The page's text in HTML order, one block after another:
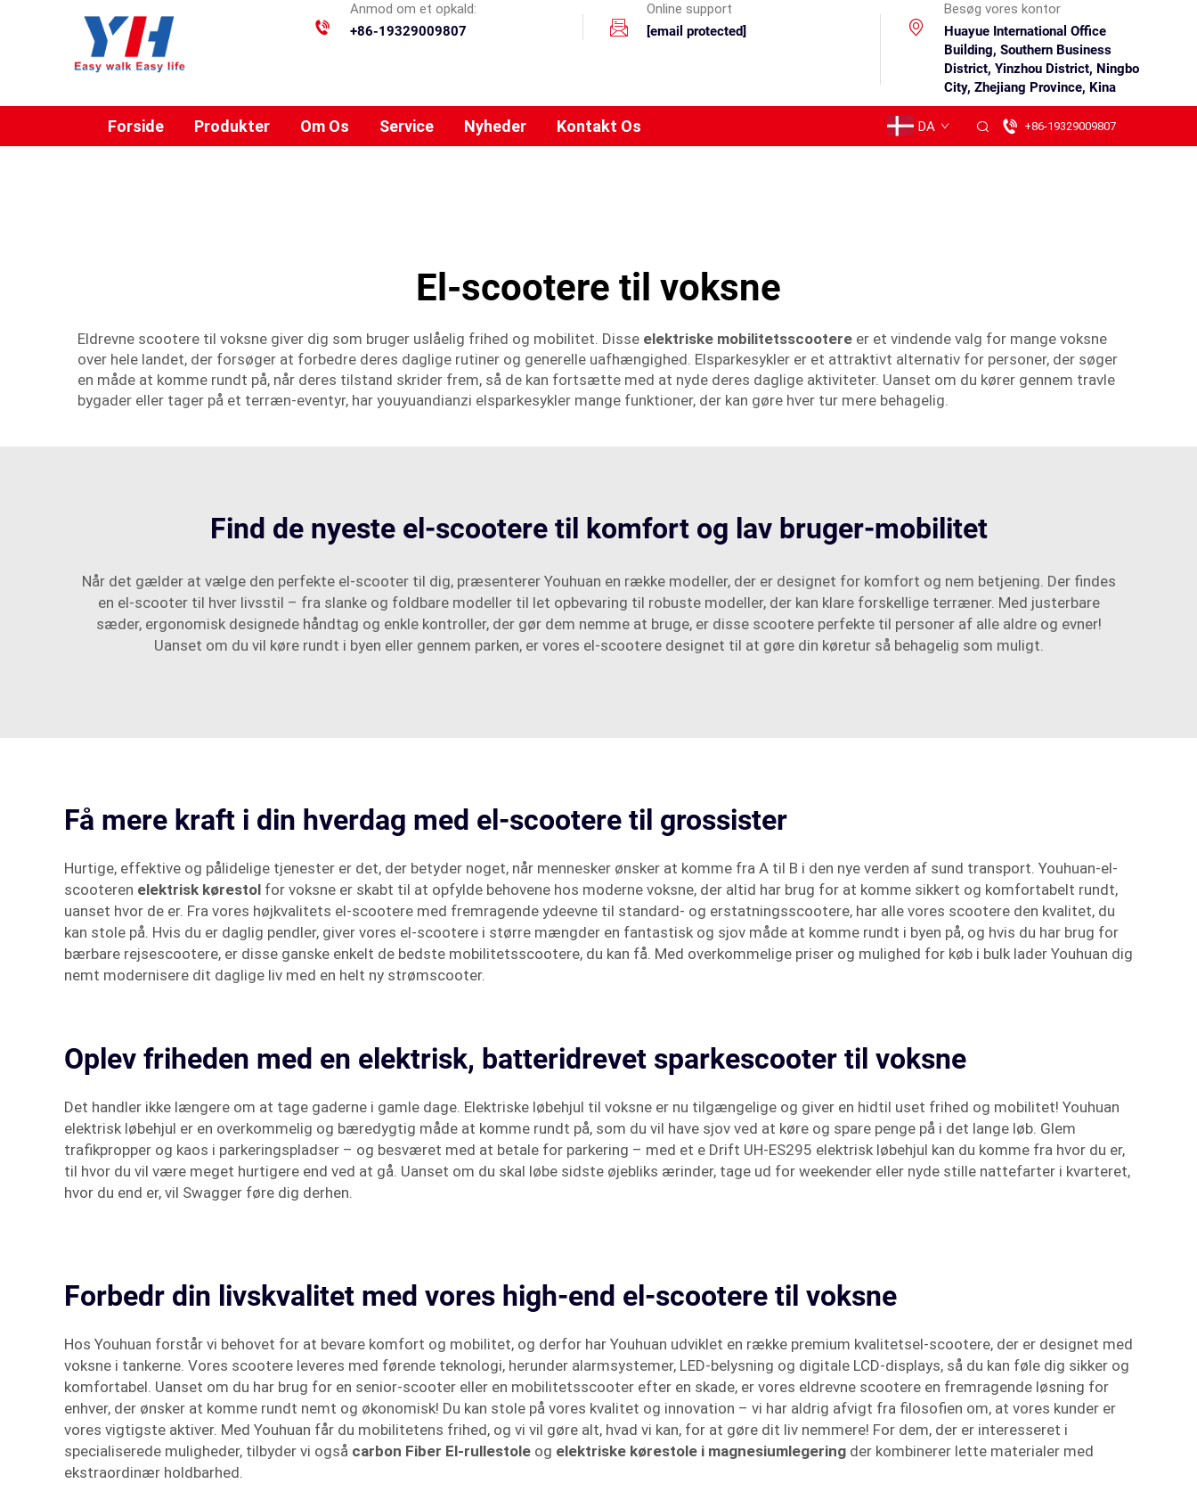
Anmod om et opkald:
+86-19329009807
Online support
[email protected]
Besøg vores kontor
Huayue International Office
Building, Southern Business
District, Yinzhou District, Ningbo
City, Zhejiang Province, Kina
Forside Produkter Om Os Service Nyheder Kontakt Os DA +86-19329009807
El-scootere til voksne
Eldrevne scootere til voksne giver dig som bruger uslåelig frihed og mobilitet. Disse elektriske mobilitetsscootere er et vindende valg for mange voksne
over hele landet, der forsøger at forbedre deres daglige rutiner og generelle uafhængighed. Elsparkesykler er et attraktivt alternativ for personer, der søger
en måde at komme rundt på, når deres tilstand skrider frem, så de kan fortsætte med at nyde deres daglige aktiviteter. Uanset om du kører gennem travle
bygader eller tager på et terræn-eventyr, har youyuandianzi elsparkesykler mange funktioner, der kan gøre hver tur mere behagelig.
Find de nyeste el-scootere til komfort og lav bruger-mobilitet
Når det gælder at vælge den perfekte el-scooter til dig, præsenterer Youhuan en række modeller, der er designet for komfort og nem betjening. Der findes
en el-scooter til hver livsstil – fra slanke og foldbare modeller til let opbevaring til robuste modeller, der kan klare forskellige terræner. Med justerbare
sæder, ergonomisk designede håndtag og enkle kontroller, der gør dem nemme at bruge, er disse scootere perfekte til personer af alle aldre og evner!
Uanset om du vil køre rundt i byen eller gennem parken, er vores el-scootere designet til at gøre din køretur så behagelig som muligt.
Få mere kraft i din hverdag med el-scootere til grossister
Hurtige, effektive og pålidelige tjenester er det, der betyder noget, når mennesker ønsker at komme fra A til B i den nye verden af sund transport. Youhuan-el-
scooteren elektrisk kørestol for voksne er skabt til at opfylde behovene hos moderne voksne, der altid har brug for at komme sikkert og komfortabelt rundt,
uanset hvor de er. Fra vores højkvalitets el-scootere med fremragende ydeevne til standard- og erstatningsscootere, har alle vores scootere den kvalitet, du
kan stole på. Hvis du er daglig pendler, giver vores el-scootere i større mængder en fantastisk og sjov måde at komme rundt i byen på, og hvis du har brug for
bærbare rejsescootere, er disse ganske enkelt de bedste mobilitetsscootere, du kan få. Med overkommelige priser og mulighed for køb i bulk lader Youhuan dig
nemt modernisere dit daglige liv med en helt ny strømscooter.
Oplev friheden med en elektrisk, batteridrevet sparkescooter til voksne
Det handler ikke længere om at tage gaderne i gamle dage. Elektriske løbehjul til voksne er nu tilgængelige og giver en hidtil uset frihed og mobilitet! Youhuan
elektrisk løbehjul er en overkommelig og bæredygtig måde at komme rundt på, som du vil have sjov ved at køre og spare penge på i det lange løb. Glem
trafikpropper og kaos i parkeringspladser – og besværet med at betale for parkering – med et e Drift UH-ES295 elektrisk løbehjul kan du komme fra hvor du er,
til hvor du vil være meget hurtigere end ved at gå. Uanset om du skal løbe sidste øjebliks ærinder, tage ud for weekender eller nyde stille nattefarter i kvarteret,
hvor du end er, vil Swagger føre dig derhen.
Forbedr din livskvalitet med vores high-end el-scootere til voksne
Hos Youhuan forstår vi behovet for at bevare komfort og mobilitet, og derfor har Youhuan udviklet en række premium kvalitetsel-scootere, der er designet med
voksne i tankerne. Vores scootere leveres med førende teknologi, herunder alarmsystemer, LED-belysning og digitale LCD-displays, så du kan føle dig sikker og
komfortabel. Uanset om du har brug for en senior-scooter eller en mobilitetsscooter efter en skade, er vores eldrevne scootere en fremragende løsning for
enhver, der ønsker at komme rundt nemt og økonomisk! Du kan stole på vores kvalitet og innovation – vi har aldrig afvigt fra filosofien om, at vores kunder er
vores vigtigste aktiver. Med Youhuan får du mobilitetens frihed, og vi vil gøre alt, hvad vi kan, for at gøre dit liv nemmere! For dem, der er interesseret i
specialiserede muligheder, tilbyder vi også carbon Fiber El-rullestole og elektriske kørestole i magnesiumlegering der kombinerer lette materialer med
ekstraordinær holdbarhed.